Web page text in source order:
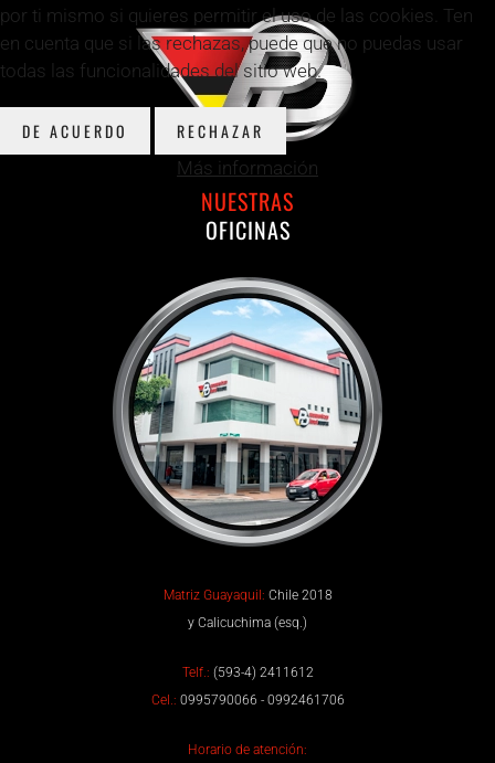
NUESTRAS
OFICINAS
Matriz Guayaquil: Chile 2018
y Calicuchima (esq.)
Telf.: (593-4) 2411612
Cel.: 0995790066 - 0992461706
Horario de atención:
por ti mismo si quieres permitir el uso de las cookies. Ten
en cuenta que si las rechazas, puede que no puedas usar
todas las funcionalidades del sitio web.
DE ACUERDO RECHAZAR
Más información